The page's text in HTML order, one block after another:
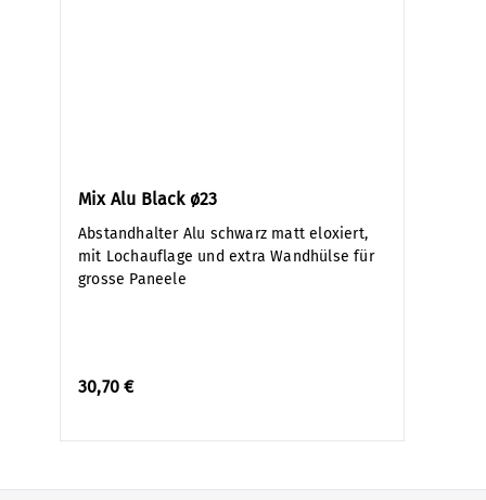
Mix Alu Black ø23
Abstandhalter Alu schwarz matt eloxiert,
mit Lochauflage und extra Wandhülse für
grosse Paneele
30,70 €